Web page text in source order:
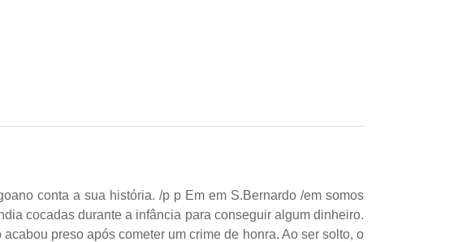
conta a sua história. /p p Em em S.Bernardo /em somos
cocadas durante a infância para conseguir algum dinheiro.
preso após cometer um crime de honra. Ao ser solto, o